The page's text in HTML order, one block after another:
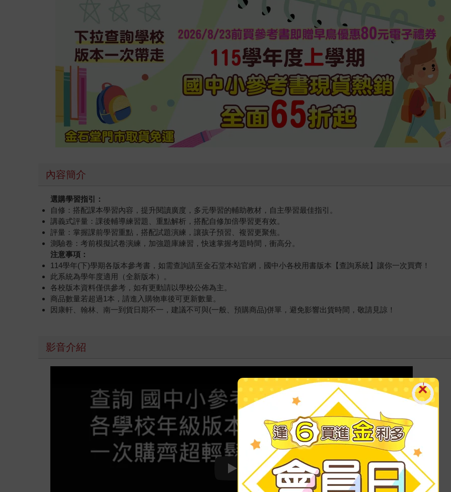
內容簡介
選購學習指引：
自修：搭配課本學習內容，提升閱讀廣度，多元學習的輔助教材，自主學習最佳指引。
講義式評量：課後輔導練習題、重點解析，搭配自修加倍學習更有效。
評量：掌握課前學習重點，搭配試題演練，讓孩子預習、複習更聚焦。
測驗卷：考前模擬試卷演練，加強題庫練習，快速掌握考題時間，衝高分。
注意事項：
114學年(下)學期各版本參考書，如需查詢請至金石堂本站官網，國中小各校用書版本【查詢系統】讓你一次買齊！
此系統為學年度適用（全新版本）。
各校版本資料僅供參考，如有更動請以學校公佈為主。
商品數量若超過1本，請進入購物車後可更新數量。
因康軒、翰林、南一到貨日期不一，建議不可與(一般、預購商品)併單，避免影響出貨時間，敬請見諒！
影音介紹
Play video